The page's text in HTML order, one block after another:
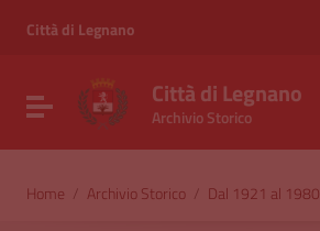
Vai al menu di navigazione
Città di Legnano
Attiva / disattiva la navigazione
Città di Legnano
Archivio Storico
Home / Archivio Storico / Dal 1921 al 1980